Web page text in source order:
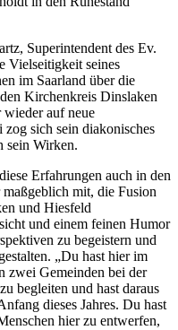
Superintendent des Ev.
Vielseitigkeit seines
im Saarland über die
Kirchenkreis Dinslaken
auf neue
zog sich sein diakonisches
sein Wirken.
Erfahrungen auch in den
mit, die Fusion
und Hiesfeld
und einem feinen Humor
zu begeistern und
„Du hast hier im
zwei Gemeinden bei der
begleiten und hast daraus
dieses Jahres. Du hast
hier zu entwerfen,